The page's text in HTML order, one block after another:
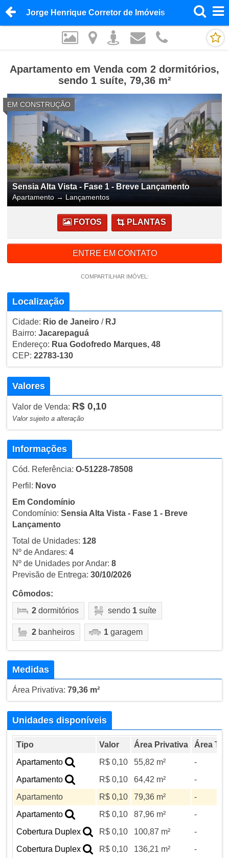
Jorge Henrique Corretor de Imóveis
Apartamento em Venda com 2 dormitórios,
sendo 1 suíte, 79,36 m²
EM CONSTRUÇÃO
Sensia Alta Vista - Fase 1 - Breve Lançamento
Apartamento → Lançamentos
FOTOS PLANTAS
ENTRE EM CONTATO
COMPARTILHAR IMÓVEL:
Localização
Cidade: Rio de Janeiro/ RJ
Bairro: Jacarepaguá
Endereço: Rua Godofredo Marques, 48
CEP: 22783-130
Valores
Valor de Venda: R$ 0,10
Valor sujeito a alteração
Informações
Cód. Referência: O-51228-78508
Perfil: Novo
Em Condomínio
Condomínio: Sensia Alta Vista - Fase 1 - Breve
Lançamento
Total de Unidades: 128
Nº de Andares: 4
Nº de Unidades por Andar: 8
Previsão de Entrega: 30/10/2026
Cômodos:
2dormitórios sendo 1suíte
2banheiros 1garagem
Medidas
Área Privativa: 79,36 m²
Unidades disponíveis
Tipo Valor Área Privativa
Área
Apartamento
R$ 0,10 55,82 m²
-
Apartamento
R$ 0,10 64,42 m²
-
Apartamento
R$ 0,10 79,36 m²
-
Apartamento
R$ 0,10 87,96 m²
-
Cobertura Duplex
R$ 0,10 100,87 m²
-
Cobertura Duplex
R$ 0,10 136,21 m² -